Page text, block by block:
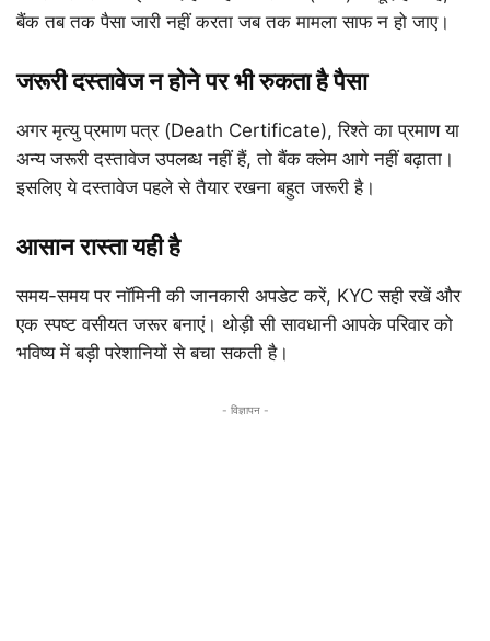
बैंक तब तक पैसा जारी नहीं करता जब तक मामला साफ न हो जाए।
जरूरी दस्तावेज न होने पर भी रुकता है पैसा
अगर मृत्यु प्रमाण पत्र (Death Certificate), रिश्ते का प्रमाण या
अन्य जरूरी दस्तावेज उपलब्ध नहीं हैं, तो बैंक क्लेम आगे नहीं बढ़ाता।
इसलिए ये दस्तावेज पहले से तैयार रखना बहुत जरूरी है।
आसान रास्ता यही है
समय-समय पर नॉमिनी की जानकारी अपडेट करें, KYC सही रखें और
एक स्पष्ट वसीयत जरूर बनाएं। थोड़ी सी सावधानी आपके परिवार को
भविष्य में बड़ी परेशानियों से बचा सकती है।
- विज्ञापन -